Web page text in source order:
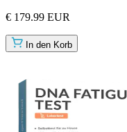
€ 179.99 EUR
In den Korb